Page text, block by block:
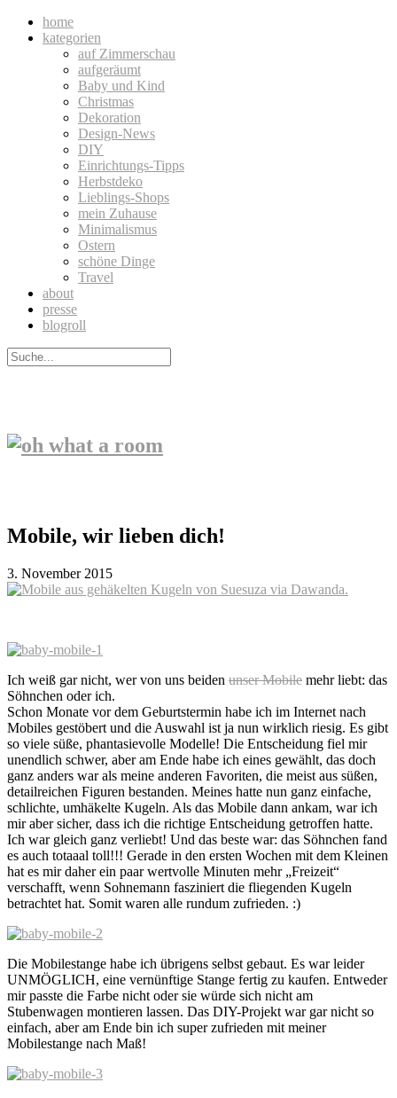
home
kategorien
auf Zimmerschau
aufgeräumt
Baby und Kind
Christmas
Dekoration
Design-News
DIY
Einrichtungs-Tipps
Herbstdeko
Lieblings-Shops
mein Zuhause
Minimalismus
Ostern
schöne Dinge
Travel
about
presse
blogroll
Mobile, wir lieben dich!
3. November 2015
Ich weiß gar nicht, wer von uns beiden unser Mobile mehr liebt: das
Söhnchen oder ich.
Schon Monate vor dem Geburtstermin habe ich im Internet nach
Mobiles gestöbert und die Auswahl ist ja nun wirklich riesig. Es gibt
so viele süße, phantasievolle Modelle! Die Entscheidung fiel mir
unendlich schwer, aber am Ende habe ich eines gewählt, das doch
ganz anders war als meine anderen Favoriten, die meist aus süßen,
detailreichen Figuren bestanden. Meines hatte nun ganz einfache,
schlichte, umhäkelte Kugeln. Als das Mobile dann ankam, war ich
mir aber sicher, dass ich die richtige Entscheidung getroffen hatte.
Ich war gleich ganz verliebt! Und das beste war: das Söhnchen fand
es auch totaaal toll!!! Gerade in den ersten Wochen mit dem Kleinen
hat es mir daher ein paar wertvolle Minuten mehr „Freizeit“
verschafft, wenn Sohnemann fasziniert die fliegenden Kugeln
betrachtet hat. Somit waren alle rundum zufrieden. :)
Die Mobilestange habe ich übrigens selbst gebaut. Es war leider
UNMÖGLICH, eine vernünftige Stange fertig zu kaufen. Entweder
mir passte die Farbe nicht oder sie würde sich nicht am
Stubenwagen montieren lassen. Das DIY-Projekt war gar nicht so
einfach, aber am Ende bin ich super zufrieden mit meiner
Mobilestange nach Maß!